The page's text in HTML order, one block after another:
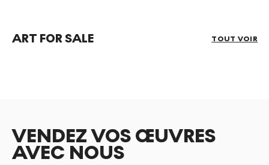
ART FOR SALE TOUT VOIR
VENDEZ VOS ŒUVRES
AVEC NOUS